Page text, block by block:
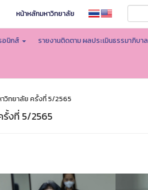
หน้าหลักมหาวิทยาลัย
อนิกส์ รายงานติดตาม ผลประเมินธรรมาภิบาล
วิทยาลัย ครั้งที่ 5/2565
รั้งที่ 5/2565